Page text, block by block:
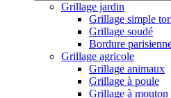
Grillage jardin
Grillage simple
Grillage soudé
Bordure
Grillage agricole
Grillage animaux
Grillage à poule
Grillage à mouton